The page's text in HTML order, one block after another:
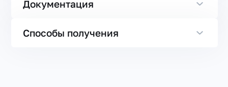
Документация
Способы получения